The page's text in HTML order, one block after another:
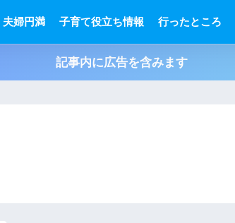
夫婦円満 子育て役立ち情報 行ったところ
記事内に広告を含みます